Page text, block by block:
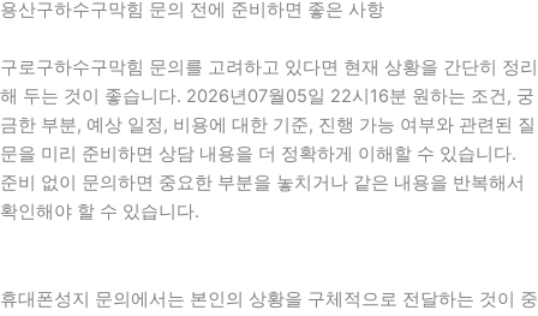
용산구하수구막힘 문의 전에 준비하면 좋은 사항
구로구하수구막힘 문의를 고려하고 있다면 현재 상황을 간단히 정리
해 두는 것이 좋습니다. 2026년07월05일 22시16분 원하는 조건, 궁
금한 부분, 예상 일정, 비용에 대한 기준, 진행 가능 여부와 관련된 질
문을 미리 준비하면 상담 내용을 더 정확하게 이해할 수 있습니다.
준비 없이 문의하면 중요한 부분을 놓치거나 같은 내용을 반복해서
확인해야 할 수 있습니다.
휴대폰성지 문의에서는 본인의 상황을 구체적으로 전달하는 것이 중